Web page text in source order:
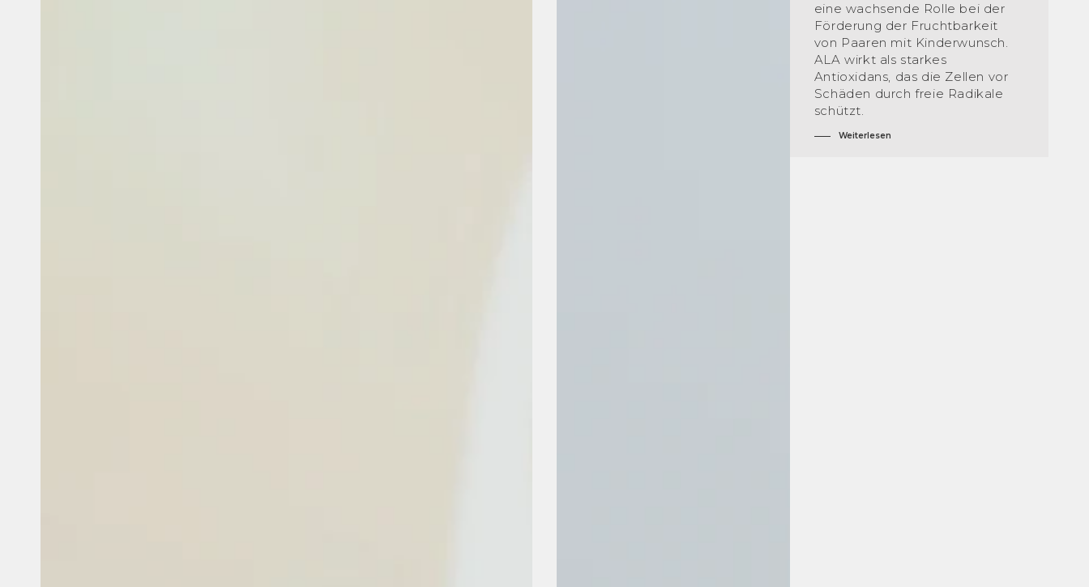
eine wachsende Rolle bei der
Förderung der Fruchtbarkeit
von Paaren mit Kinderwunsch.
ALA wirkt als starkes
Antioxidans, das die Zellen vor
Schäden durch freie Radikale
schützt.
Weiterlesen